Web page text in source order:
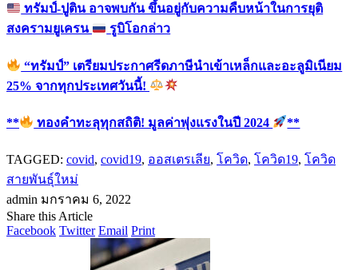
ทรัมป์-ปูติน อาจพบกัน ขึ้นอยู่กับความคืบหน้าในการยุติ
สงครามยูเครน
รูบิโอกล่าว
“ทรัมป์” เตรียมประกาศรีดภาษีนำเข้าเหล็กและอะลูมิเนียม
25% จากทุกประเทศวันนี้!
** ทองคำทะลุทุกสถิติ! มูลค่าพุ่งแรงในปี 2024 **
TAGGED: covid, covid19, ออสเตรเลีย, โควิด, โควิด19, โควิด
สายพันธุ์ใหม่
admin มกราคม 6, 2022
Share this Article
Facebook Twitter Email Print